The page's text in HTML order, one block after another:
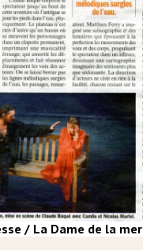
/ La Dame de la mer